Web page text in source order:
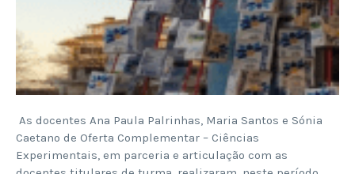
As docentes Ana Paula Palrinhas, Maria Santos e Sónia
Caetano de Oferta Complementar – Ciências
Experimentais, em parceria e articulação com as